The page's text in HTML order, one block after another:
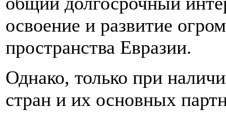
освоение и развитие
пространства Евразии.
Однако, только при
стран и их основных